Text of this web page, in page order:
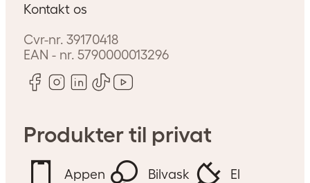
Kontakt os
Cvr-nr. 39170418
EAN - nr.5790000013296
Produkter til privat
Appen Bilvask El